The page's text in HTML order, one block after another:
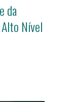
da
Nível